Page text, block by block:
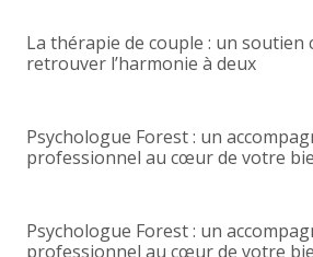
La thérapie de couple : un
retrouver l’harmonie à deux
Psychologue Forest : un
professionnel au cœur de votre
Psychologue Forest : un
professionnel au cœur de votre